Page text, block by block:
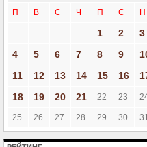
П В С Ч П С Н
1 2
3
4
5 6 7 8 9
11
12 13 14 15 16
18
19 20 21 22 23
25 26 27 28 29 30